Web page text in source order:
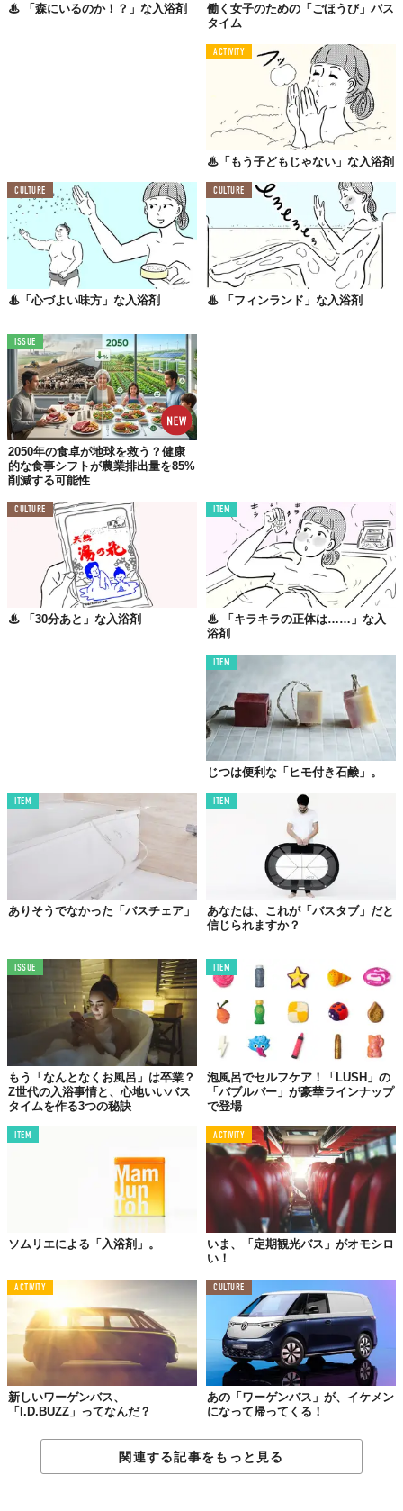
バスルームで空想を
“バスルームをもっと自由に。イマジネーションふくらむ自分だけ
の時間” をテーマにつくられた、この『空想バスルーム』シリー
本の表紙をイメージしてつくられたというこのパッケージも、
70〜80年代の『りぼん』とか、陸奥A子先生の漫画作品が好きな
人は、もれなくときめくんじゃないでしょうか。
シーンを感じさせるコスメやボディケアアイテムって、大人にな
っていくにつれて遠ざかった、奥の奥にある乙女心を揺さぶりま
す。たとえば……
ヒュッテですごす祝祭日
ほんのり温まるジンジャーとメイプルの香り。湯色は、きよらか
なスノーホワイト。ホリデーシーズンは、このフレーバーで決ま
週末のレモネード
さわやかなハチミツレモンの香り。澄み切ったレモンイエローの
湯色。「週末の」っていうところにまた想像をかきたてられま
♨︎ 「森にいるのか！？」な入浴剤
働く女子のための「ごほうび」バス
タイム
ACTIVITY
♨︎「もう子どもじゃない」な入浴剤
CULTURE
♨︎「心づよい味方」な入浴剤
CULTURE
♨︎ 「フィンランド」な入浴剤
ISSUE
2050年の食卓が地球を救う？健康
的な食事シフトが農業排出量を85%
削減する可能性
CULTURE
♨︎ 「30分あと」な入浴剤
ITEM
♨︎ 「キラキラの正体は……」な入
浴剤
ITEM
じつは便利な「ヒモ付き石鹸」。
ITEM
ありそうでなかった「バスチェア」
ITEM
あなたは、これが「バスタブ」だと
信じられますか？
ISSUE
もう「なんとなくお風呂」は卒業？
Z世代の入浴事情と、心地いいバス
タイムを作る3つの秘訣
ITEM
泡風呂でセルフケア！「LUSH」の
「バブルバー」が豪華ラインナップ
で登場
ITEM
ソムリエによる「入浴剤」。
ACTIVITY
いま、「定期観光バス」がオモシロ
い！
ACTIVITY
新しいワーゲンバス、
「I.D.BUZZ」ってなんだ？
CULTURE
あの「ワーゲンバス」が、イケメン
になって帰ってくる！
関連する記事をもっと見る